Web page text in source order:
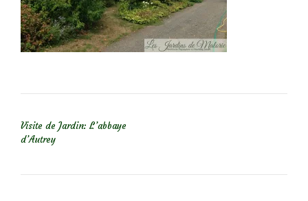
Visite de Jardin: L’abbaye
d’Autrey